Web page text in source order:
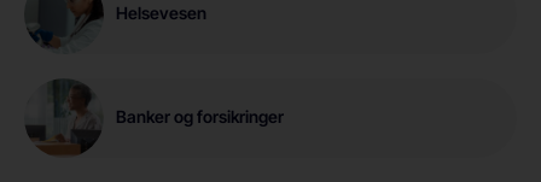
Helsevesen
Banker og forsikringer